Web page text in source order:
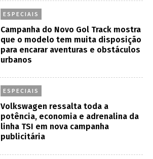
ESPECIAIS
Campanha do Novo Gol Track mostra
que o modelo tem muita disposição
para encarar aventuras e obstáculos
urbanos
ESPECIAIS
Volkswagen ressalta toda a
potência, economia e adrenalina da
linha TSI em nova campanha
publicitária